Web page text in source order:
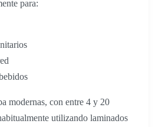
para:
modernas, con entre 4 y 20
utilizando laminados